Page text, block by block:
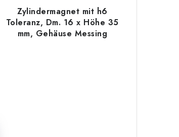
Zylindermagnet mit h6
Toleranz, Dm. 16 x Höhe 35
mm, Gehäuse Messing